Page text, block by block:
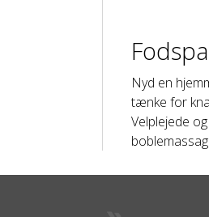
Nyd en
tænke for
Velplejede